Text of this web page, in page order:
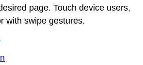
page. Touch device users,
with swipe gestures.